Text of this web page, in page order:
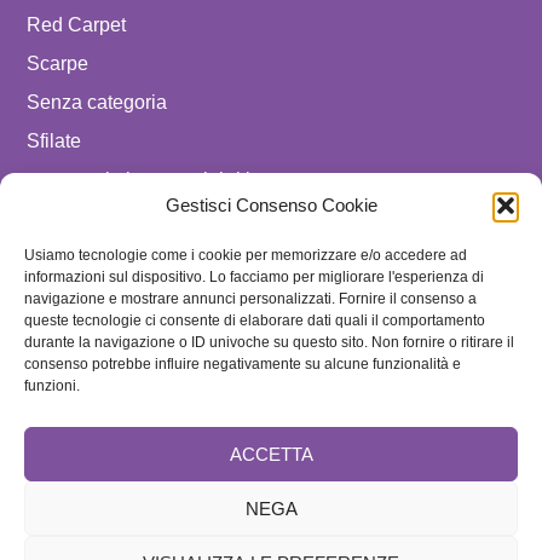
Gestisci Consenso Cookie
Usiamo tecnologie come i cookie per memorizzare e/o accedere ad
informazioni sul dispositivo. Lo facciamo per migliorare l'esperienza di
navigazione e mostrare annunci personalizzati. Fornire il consenso a
queste tecnologie ci consente di elaborare dati quali il comportamento
durante la navigazione o ID univoche su questo sito. Non fornire o ritirare il
consenso potrebbe influire negativamente su alcune funzionalità e
funzioni.
ACCETTA
NEGA
Red Carpet
Scarpe
Senza categoria
Sfilate
spostare in luxury celebrities
Uomo
SEGUICI SU
ISCRIVITI ALLA NEWSLETTER